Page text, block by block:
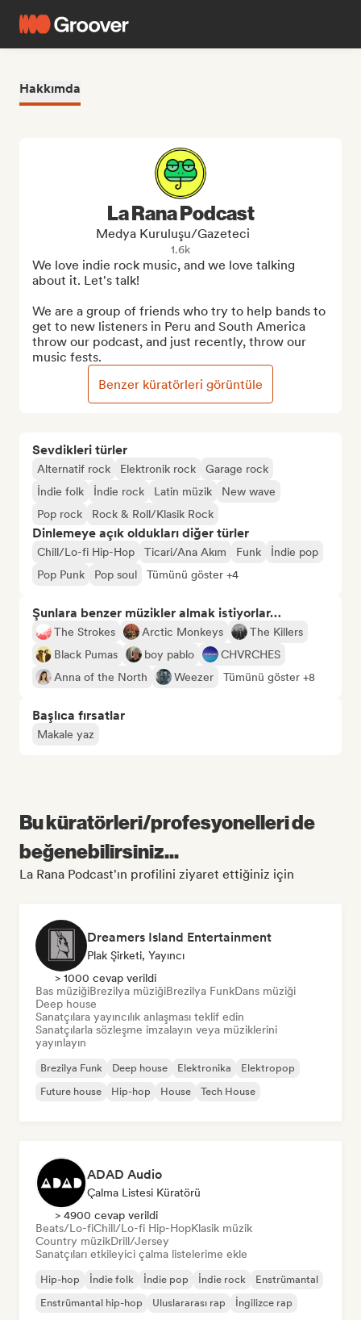
Hakkımda
Sevdikleri türler
Alternatif rock Elektronik rock
Garage rock
İndie folk
İndie rock Latin müzik
New wave
Pop rock
Rock & Roll/Klasik Rock
Dinlemeye açık oldukları diğer türler
Chill/Lo-fi Hip-Hop Ticari/Ana Akım Funk
İndie pop
Pop Punk
Pop soul Tümünü göster +4
Şunlara benzer müzikler almak istiyorlar…
The Strokes Arctic Monkeys
The Killers
Black Pumas
boy pablo
CHVRCHES
Anna of the North
Weezer Tümünü göster +8
Başlıca fırsatlar
Makale yaz
La Rana Podcast
Medya Kuruluşu/Gazeteci
1.6k
We love indie rock music, and we love talking
about it. Let's talk!
We are a group of friends who try to help bands to
get to new listeners in Peru and South America
throw our podcast, and just recently, throw our
music fests.
Benzer küratörleri görüntüle
Bu küratörleri/profesyonelleri de
beğenebilirsiniz...
La Rana Podcast'ın profilini ziyaret ettiğiniz için
Dreamers Island Entertainment
Plak Şirketi, Yayıncı
> 1000 cevap verildi
Bas müziğiBrezilya müziğiBrezilya FunkDans müziği
Deep house
Sanatçılara yayıncılık anlaşması teklif edin
Sanatçılarla sözleşme imzalayın veya müziklerini
yayınlayın
Brezilya Funk Deep house Elektronika
Elektropop
Future house
Hip-hop House Tech House
ADAD Audio
Çalma Listesi Küratörü
> 4900 cevap verildi
Beats/Lo-fiChill/Lo-fi Hip-HopKlasik müzik
Country müzikDrill/Jersey
Sanatçıları etkileyici çalma listelerime ekle
Hip-hop İndie folk İndie pop İndie rock
Enstrümantal
Enstrümantal hip-hop
Uluslararası rap İngilizce rap